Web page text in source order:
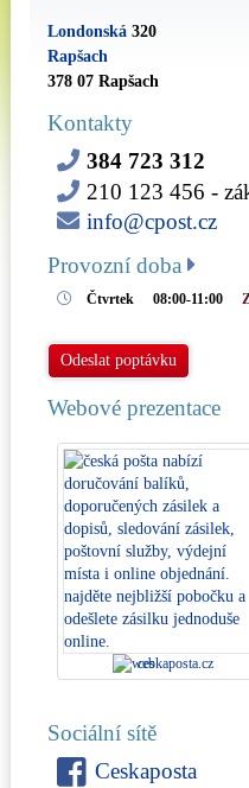
Londonská 320
Rapšach
378 07 Rapšach
Kontakty
384 723 312
210 123 456 -
info@cpost.cz
Provozní doba
Čtvrtek 08:00-11:00
Odeslat poptávku
Webové prezentace
ceskaposta.cz
Sociální sítě
Ceskaposta